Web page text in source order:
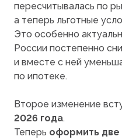
пересчитывалась по
а теперь льготные
Это особенно
России постепенно
и вместе с ней
по ипотеке.
Второе изменение
2026 года.
Теперь оформить две